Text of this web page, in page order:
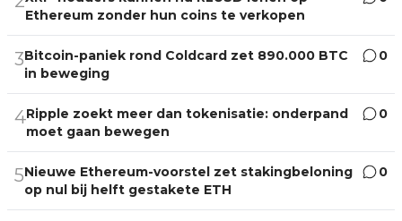
Ethereum zonder hun coins te verkopen
3Bitcoin-paniek rond Coldcard zet 890.000 BTC
in beweging
0
4Ripple zoekt meer dan tokenisatie: onderpand
moet gaan bewegen
0
5Nieuwe Ethereum-voorstel zet stakingbeloning
op nul bij helft gestakete ETH
0